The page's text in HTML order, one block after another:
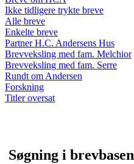
Ikke tidligere trykte breve
Alle breve
Enkelte breve
Partner H.C. Andersens Hus
Brevveksling med fam. Melchior
Brevveksling med fam. Serre
Rundt om Andersen
Forskning
Titler oversat
Søgning i brevbasen